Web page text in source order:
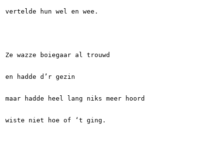
vertelde hun wel en wee.
Ze wazze boiegaar al trouwd
en hadde d’r gezin
maar hadde heel lang niks meer hoord
wiste niet hoe of ‘t ging.